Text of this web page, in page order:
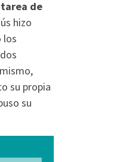
tarea de
hizo
los
su propia
su